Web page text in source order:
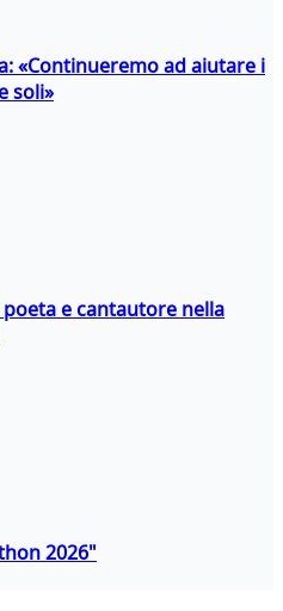
«Continueremo ad aiutare i
soli»
e cantautore nella
2026"